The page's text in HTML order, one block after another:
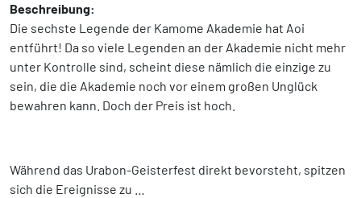
Beschreibung:
Die sechste Legende der Kamome Akademie hat Aoi
entführt! Da so viele Legenden an der Akademie nicht mehr
unter Kontrolle sind, scheint diese nämlich die einzige zu
sein, die die Akademie noch vor einem großen Unglück
bewahren kann. Doch der Preis ist hoch.
Während das Urabon-Geisterfest direkt bevorsteht, spitzen
sich die Ereignisse zu …